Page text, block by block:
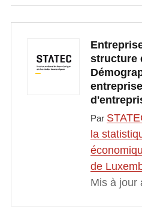
structure
Par
la
de
Mis à jour